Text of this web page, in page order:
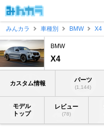
みんカラ
車種別 BMW X4
BMW
X4
カスタム情報 パーツ
(1,144)
モデル
トップ
レビュー
(78)